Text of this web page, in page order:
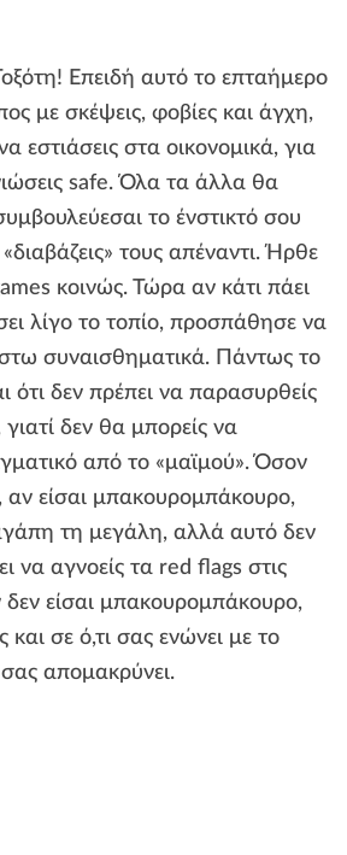
Επειδή αυτό το επταήμερο
με σκέψεις, φοβίες και άγχη,
εστιάσεις στα οικονομικά, για
safe. Όλα τα άλλα θα
το ένστικτό σου
τους απέναντι. Ήρθε
κοινώς. Τώρα αν κάτι πάει
λίγο το τοπίο, προσπάθησε να
συναισθηματικά. Πάντως το
ότι δεν πρέπει να παρασυρθείς
δεν θα μπορείς να
από το «μαϊμού». Όσον
είσαι μπακουρομπάκουρο,
τη μεγάλη, αλλά αυτό δεν
να αγνοείς τα red flags στις
δεν είσαι μπακουρομπάκουρο,
και σε ό,τι σας ενώνει με το
απομακρύνει.